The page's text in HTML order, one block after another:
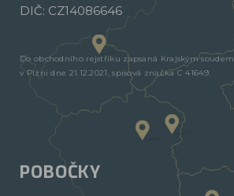
DIČ: CZ14086646
Do obchodního rejstříku zapsaná Krajským soudem
v Plzni dne 21.12.2021, spisová značka C 41649.
POBOČKY